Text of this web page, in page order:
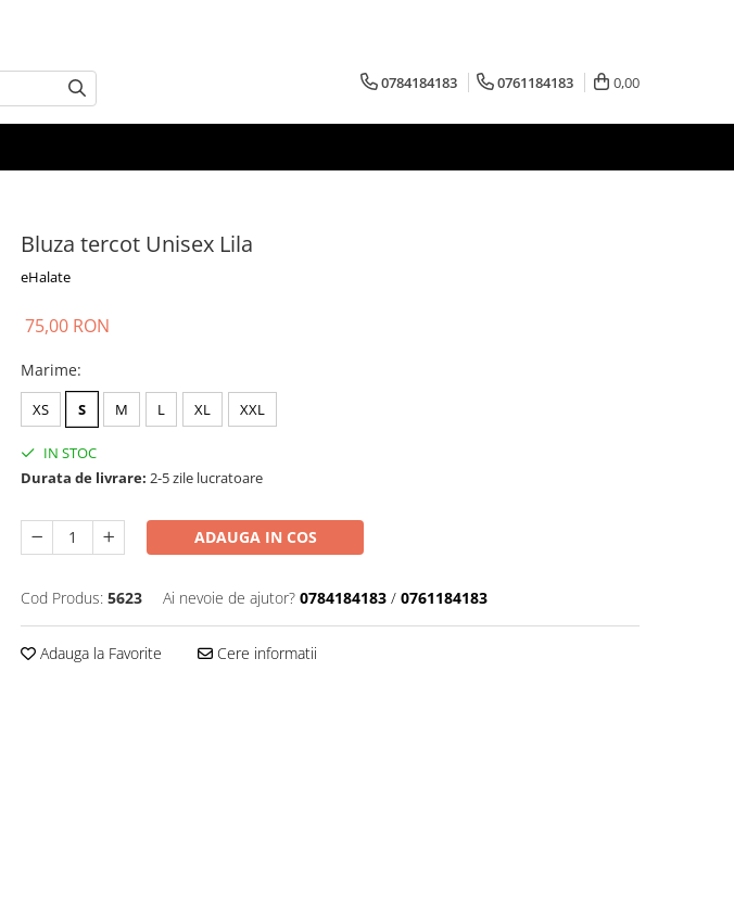
0784184183 0761184183 0,00
Bluza tercot Unisex Lila
eHalate
75,00 RON
Marime:
XS S M L XL XXL
IN STOC
Durata de livrare: 2-5 zile lucratoare
ADAUGA IN COS
Cod Produs: 5623 Ai nevoie de ajutor? 0784184183 / 0761184183
Adauga la Favorite Cere informatii